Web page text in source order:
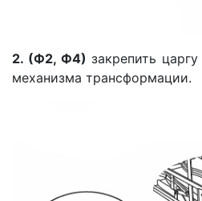
2. (Ф2, Ф4) закрепить
механизма трансформации.